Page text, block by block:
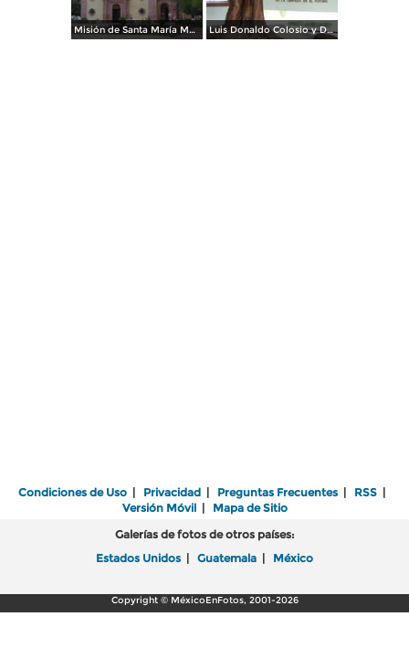
Misión de Santa María Magdalena Luis Donaldo Colosio y Diana Laura Rojas
Condiciones de Uso | Privacidad | Preguntas Frecuentes | RSS |
Versión Móvil| Mapa de Sitio
Galerías de fotos de otros países:
Estados Unidos | Guatemala | México
Copyright © MéxicoEnFotos, 2001-2026